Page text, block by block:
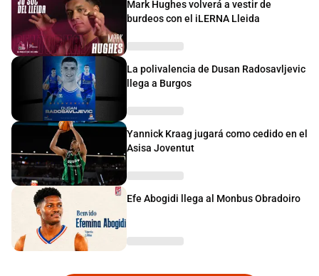
Mark Hughes volverá a vestir de
burdeos con el iLERNA Lleida
La polivalencia de Dusan Radosavljevic
llega a Burgos
Yannick Kraag jugará como cedido en el
Asisa Joventut
Efe Abogidi llega al Monbus Obradoiro